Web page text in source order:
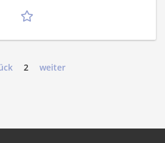
2 weiter